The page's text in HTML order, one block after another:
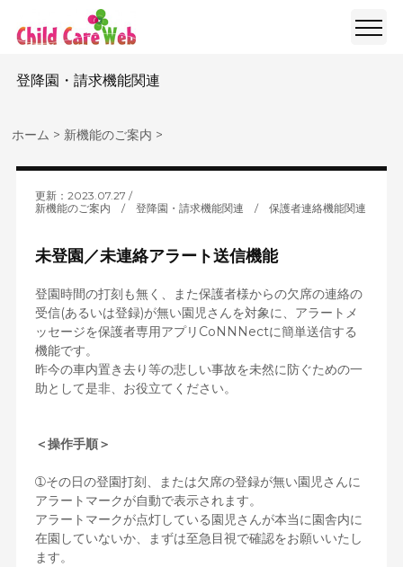
登降園・請求機能関連
ホーム > 新機能のご案内 >
更新：2023.07.27
新機能のご案内 / 登降園・請求機能関連 / 保護者連絡機能関連
未登園／未連絡アラート送信機能
登園時間の打刻も無く、また保護者様からの欠席の連絡の
受信(あるいは登録)が無い園児さんを対象に、アラートメ
ッセージを保護者専用アプリCoNNNectに簡単送信する
機能です。
昨今の車内置き去り等の悲しい事故を未然に防ぐための一
助として是非、お役立てください。
＜操作手順＞
➀その日の登園打刻、または欠席の登録が無い園児さんに
アラートマークが自動で表示されます。
アラートマークが点灯している園児さんが本当に園舎内に
在園していないか、まずは至急目視で確認をお願いいたし
ます。